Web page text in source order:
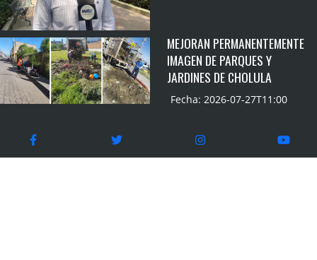
MEJORAN PERMANENTEMENTE
IMAGEN DE PARQUES Y
JARDINES DE CHOLULA
Fecha: 2026-07-27T11:00